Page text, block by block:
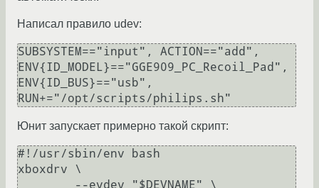
Написал правило udev:
SUBSYSTEM=="input", ACTION=="add",
ENV{ID_MODEL}=="GGE909_PC_Recoil_Pad",
ENV{ID_BUS}=="usb",
Юнит запускает примерно такой скрипт:
#!/usr/sbin/env bash
xboxdrv \